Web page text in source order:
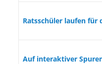
Ratsschüler laufen für
Auf interaktiver